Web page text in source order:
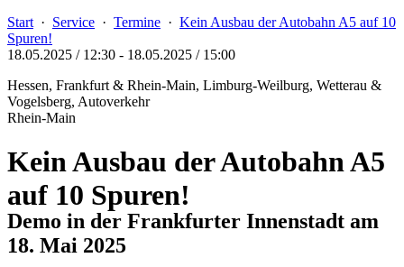
Start · Service · Termine · Kein Ausbau der Autobahn A5 auf 10
Spuren!
18.05.2025 / 12:30 - 18.05.2025 / 15:00
Hessen, Frankfurt & Rhein-Main, Limburg-Weilburg, Wetterau &
Vogelsberg, Autoverkehr
Rhein-Main
Kein Ausbau der Autobahn A5
auf 10 Spuren!
Demo in der Frankfurter Innenstadt am
18. Mai 2025